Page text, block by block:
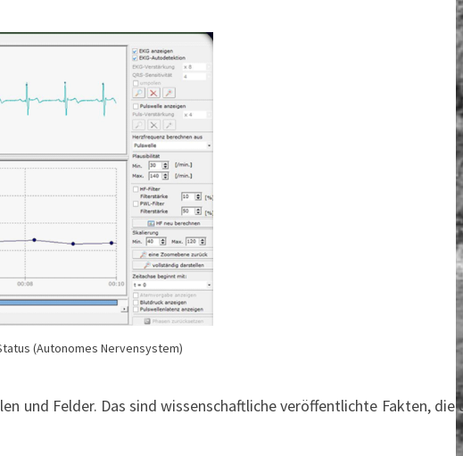
(Autonomes Nervensystem)
und Felder. Das sind wissenschaftliche veröffentlichte Fakten, die